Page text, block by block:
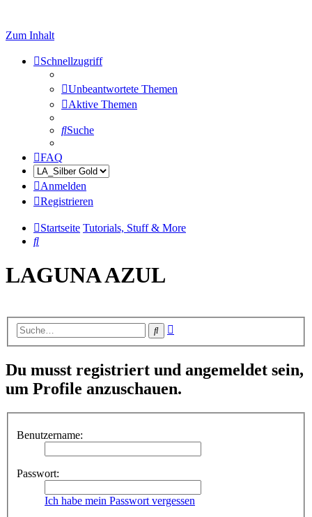
Zum Inhalt
Schnellzugriff
Unbeantwortete Themen
Aktive Themen
Suche
FAQ
Anmelden
Registrieren
Startseite Tutorials, Stuff & More
Suche
LAGUNA AZUL
Suche
Du musst registriert und angemeldet sein,
um Profile anzuschauen.
Benutzername:
Passwort:
Ich habe mein Passwort vergessen